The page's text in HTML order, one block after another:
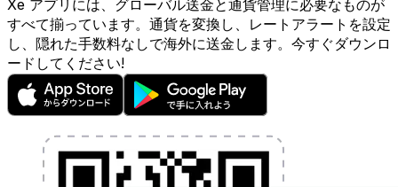
Xe アプリには、グローバル送金と通貨管理に必要なものが
すべて揃っています。通貨を変換し、レートアラートを設定
し、隠れた手数料なしで海外に送金します。今すぐダウンロ
ードしてください!